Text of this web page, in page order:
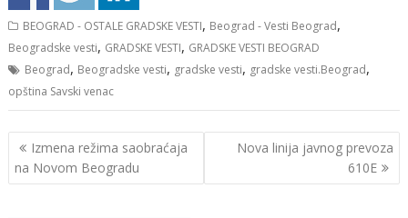
BEOGRAD - OSTALE GRADSKE VESTI, Beograd - Vesti Beograd,
Beogradske vesti, GRADSKE VESTI, GRADSKE VESTI BEOGRAD
Beograd, Beogradske vesti, gradske vesti, gradske vesti.Beograd,
opština Savski venac
Кретање
чланка
Izmena režima saobraćaja
na Novom Beogradu
Nova linija javnog prevoza
610E